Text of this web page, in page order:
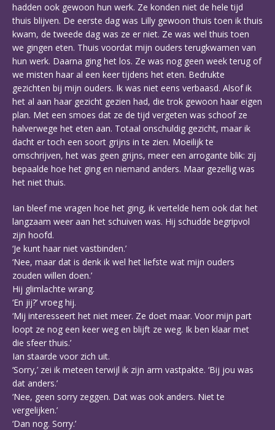
hadden ook gewoon hun werk. Ze konden niet de hele tijd
thuis blijven. De eerste dag was Lilly gewoon thuis toen ik thuis
kwam, de tweede dag was ze er niet. Ze was wel thuis toen
we gingen eten. Thuis voordat mijn ouders terugkwamen van
hun werk. Daarna ging het los. Ze was nog geen week terug of
we misten haar al een keer tijdens het eten. Bedrukte
gezichten bij mijn ouders. Ik was niet eens verbaasd. Alsof ik
het al aan haar gezicht gezien had, die trok gewoon haar eigen
plan. Met een smoes dat ze de tijd vergeten was schoof ze
halverwege het eten aan. Totaal onschuldig gezicht, maar ik
dacht er toch een soort grijns in te zien. Moeilijk te
omschrijven, het was geen grijns, meer een arrogante blik: zij
bepaalde hoe het ging en niemand anders. Maar gezellig was
het niet thuis.
Ian bleef me vragen hoe het ging, ik vertelde hem ook dat het
langzaam weer aan het schuiven was. Hij schudde begripvol
zijn hoofd.
‘Je kunt haar niet vastbinden.’
‘Nee, maar dat is denk ik wel het liefste wat mijn ouders
zouden willen doen.’
Hij glimlachte wrang.
‘En jij?’ vroeg hij.
‘Mij interesseert het niet meer. Ze doet maar. Voor mijn part
loopt ze nog een keer weg en blijft ze weg. Ik ben klaar met
die sfeer thuis.’
Ian staarde voor zich uit.
‘Sorry,’ zei ik meteen terwijl ik zijn arm vastpakte. ‘Bij jou was
dat anders.’
‘Nee, geen sorry zeggen. Dat was ook anders. Niet te
vergelijken.’
‘Dan nog. Sorry.’